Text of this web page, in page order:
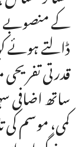
کے منصوبے
ڈالتے ہوئے
قدرتی
ساتھ
کمی، موسم کی